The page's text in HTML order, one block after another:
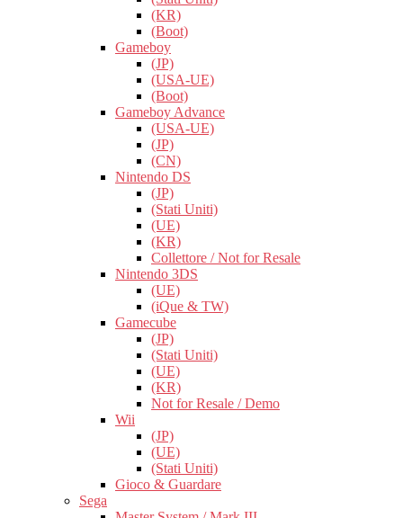
(KR)
(Boot)
Gameboy
(JP)
(USA-UE)
(Boot)
Gameboy Advance
(USA-UE)
(JP)
(CN)
Nintendo DS
(JP)
(Stati Uniti)
(UE)
(KR)
Collettore / Not for Resale
Nintendo 3DS
(UE)
(iQue & TW)
Gamecube
(JP)
(Stati Uniti)
(UE)
(KR)
Not for Resale / Demo
Wii
(JP)
(UE)
(Stati Uniti)
Gioco & Guardare
Sega